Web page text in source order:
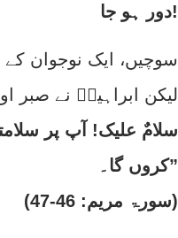
دور ہو جا!
سوچیں، ایک نوجوان کے
لیکن ابراہیمؑ نے صبر
کروں گا۔”
(سورۃ مریم: 46-47)